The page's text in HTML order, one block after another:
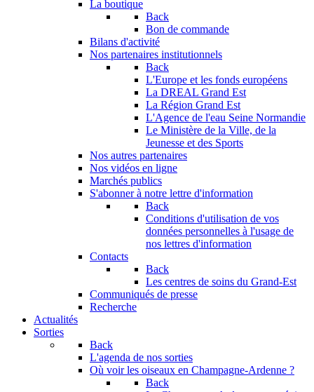
La boutique
Back
Bon de commande
Bilans d'activité
Nos partenaires institutionnels
Back
L'Europe et les fonds européens
La DREAL Grand Est
La Région Grand Est
L'Agence de l'eau Seine Normandie
Le Ministère de la Ville, de la
Jeunesse et des Sports
Nos autres partenaires
Nos vidéos en ligne
Marchés publics
S'abonner à notre lettre d'information
Back
Conditions d'utilisation de vos
données personnelles à l'usage de
nos lettres d'information
Contacts
Back
Les centres de soins du Grand-Est
Communiqués de presse
Recherche
Actualités
Sorties
Back
L'agenda de nos sorties
Où voir les oiseaux en Champagne-Ardenne ?
Back